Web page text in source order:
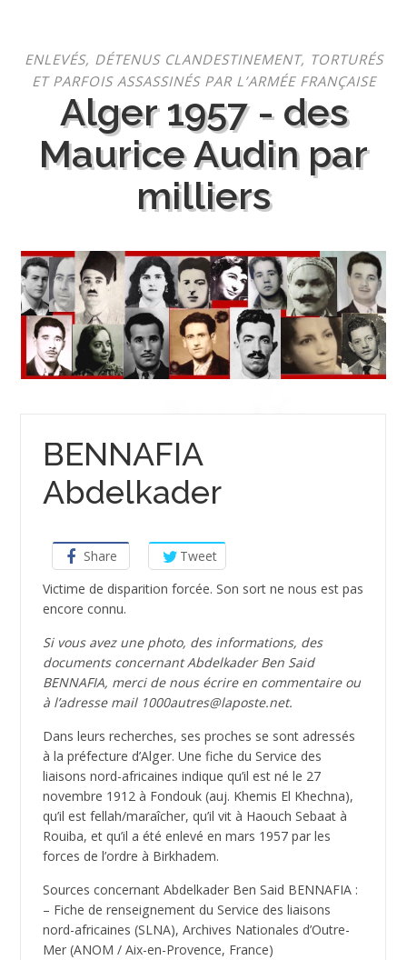
contenu
ENLEVÉS, DÉTENUS CLANDESTINEMENT, TORTURÉS
ET PARFOIS ASSASSINÉS PAR L’ARMÉE FRANÇAISE
Alger 1957 - des
Maurice Audin par
milliers
BENNAFIA
Abdelkader
Share
Tweet
Victime de disparition forcée. Son sort ne nous est pas
encore connu.
Si vous avez une photo, des informations, des
documents concernant Abdelkader Ben Said
BENNAFIA, merci de nous écrire en commentaire ou
à l’adresse mail 1000autres@laposte.net.
Dans leurs recherches, ses proches se sont adressés
à la préfecture d’Alger. Une fiche du Service des
liaisons nord-africaines indique qu’il est né le 27
novembre 1912 à Fondouk (auj. Khemis El Khechna),
qu’il est fellah/maraîcher, qu’il vit à Haouch Sebaat à
Rouiba, et qu’il a été enlevé en mars 1957 par les
forces de l’ordre à Birkhadem.
Sources concernant Abdelkader Ben Said BENNAFIA :
– Fiche de renseignement du Service des liaisons
nord-africaines (SLNA), Archives Nationales d’Outre-
Mer (ANOM / Aix-en-Provence, France)